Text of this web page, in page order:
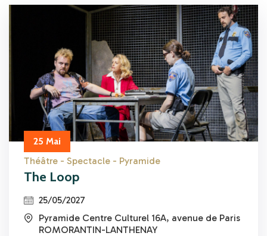
25 Mai
Théâtre - Spectacle - Pyramide
The Loop
icon
25/05/2027
icon
Pyramide Centre Culturel 16A, avenue de Paris
ROMORANTIN-LANTHENAY